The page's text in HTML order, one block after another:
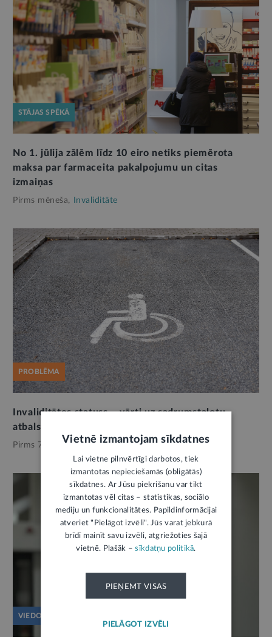
STĀJAS SPĒKĀ
No 1. jūlija zālēm līdz 10 eiro netiks piemērota
maksa par farmaceita pakalpojumu un citas
izmaiņas
Pirms mēneša, Invaliditāte
PROBLĒMA
Invaliditātes statuss – vārti uz sadrumstalotu
atbalsta sistēmu
Pirms 7 mēnešiem, Invaliditāte
VIEDOKLIS
Vietnē izmantojam sīkdatnes
Lai vietne pilnvērtīgi darbotos, tiek
izmantotas nepieciešamās (obligātās)
sīkdatnes. Ar Jūsu piekrišanu var tikt
izmantotas vēl citas – statistikas, sociālo
mediju un funkcionalitātes. Papildinformācijai
atveriet "Pielāgot izvēli". Jūs varat jebkurā
brīdī mainīt savu izvēli, atgriežoties šajā
vietnē. Plašāk –sīkdatņu politikā.
PIEŅEMT VISAS
PIELĀGOT IZVĒLI